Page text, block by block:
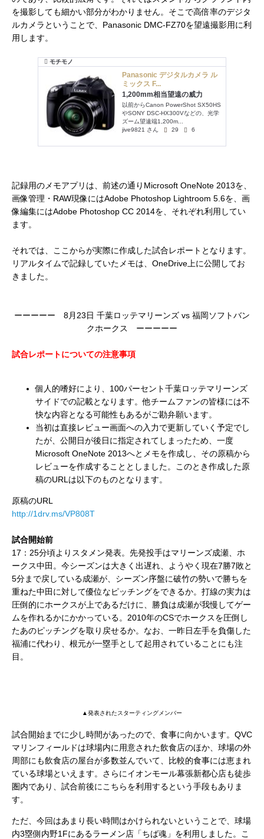
を撮影しても細かい部分がわかりません。そこで高倍率のデジタ
ルカメラということで、Panasonic DMC-FZ70を望遠撮影用に利
用します。
記録用のメモアプリは、前述の通りMicrosoft OneNote 2013を、
画像管理・RAW現像にはAdobe Photoshop Lightroom 5.6を、画
像編集にはAdobe Photoshop CC 2014を、それぞれ利用してい
ます。
それでは、ここからが実際に作成した試合レポートとなります。
リアルタイムで記録していたメモは、OneDrive上に公開してお
きました。
ーーーーー 8月23日 千葉ロッテマリーンズ vs 福岡ソフトバン
クホークス ーーーーー
試合レポートについての注意事項
個人的嗜好により、100パーセント千葉ロッテマリーンズ
サイドでの記載となります。他チームファンの皆様には不
快な内容となる可能性もあるがご勘弁願います。
当初は直接レビュー画面への入力で更新していく予定でし
たが、公開日が後日に指定されてしまったため、一度
Microsoft OneNote 2013へとメモを作成し、その原稿から
レビューを作成することとしました。このとき作成した原
稿のURLは以下のものとなります。
原稿のURL
http://1drv.ms/VP808T
試合開始前
17：25分頃よりスタメン発表。先発投手はマリーンズ成瀬、ホ
ークス中田。今シーズンは大きく出遅れ、ようやく現在7勝7敗と
5分まで戻している成瀬が、シーズン序盤に破竹の勢いで勝ちを
重ねた中田に対して優位なピッチングをできるか。打線の実力は
圧倒的にホークスが上であるだけに、勝負は成瀬が我慢してゲー
ムを作れるかにかかっている。2010年のCSでホークスを圧倒し
たあのピッチングを取り戻せるか。なお、一昨日左手を負傷した
福浦に代わり、根元が一塁手として起用されていることにも注
目。
▲発表されたスターティングメンバー
試合開始までに少し時間があったので、食事に向かいます。QVC
マリンフィールドは球場内に用意された飲食店のほか、球場の外
周部にも飲食店の屋台が多数並んでいて、比較的食事には恵まれ
ている球場といえます。さらにイオンモール幕張新都心店も徒歩
圏内であり、試合前後にこちらを利用するという手段もありま
す。
ただ、今回はあまり長い時間はかけられないということで、球場
内3塁側内野1Fにあるラーメン店「ちば魂」を利用しました。こ